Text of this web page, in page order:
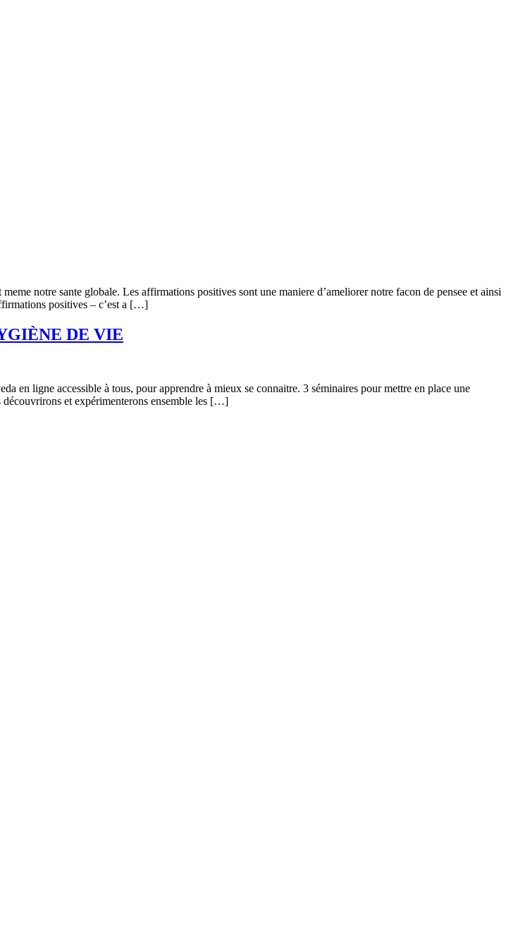
notre sante globale. Les affirmations positives sont une maniere d’ameliorer notre facon de pensee et ainsi
positives – c’est a […]
DE VIE
en ligne accessible à tous, pour apprendre à mieux se connaitre. 3 séminaires pour mettre en place une
et expérimenterons ensemble les […]